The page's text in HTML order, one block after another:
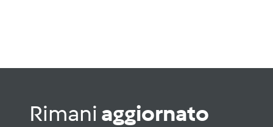
Rimani aggiornato